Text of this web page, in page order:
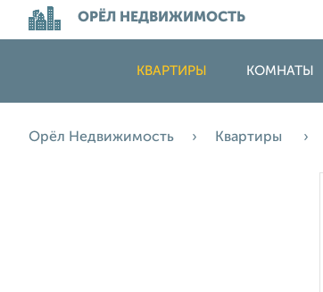
ОРЁЛ НЕДВИЖИМОСТЬ
КВАРТИРЫ КОМНАТЫ
Орёл Недвижимость Квартиры